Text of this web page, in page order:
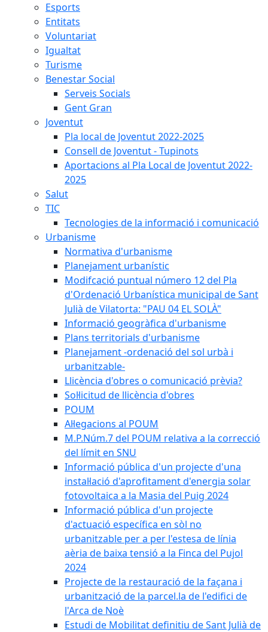
Esports
Entitats
Voluntariat
Igualtat
Turisme
Benestar Social
Serveis Socials
Gent Gran
Joventut
Pla local de Joventut 2022-2025
Consell de Joventut - Tupinots
Aportacions al Pla Local de Joventut 2022-
2025
Salut
TIC
Tecnologies de la informació i comunicació
Urbanisme
Normativa d'urbanisme
Planejament urbanístic
Modifcació puntual número 12 del Pla
d'Ordenació Urbanística municipal de Sant
Julià de Vilatorta: "PAU 04 EL SOLÀ"
Informació geogràfica d'urbanisme
Plans territorials d'urbanisme
Planejament -ordenació del sol urbà i
urbanitzable-
Llicència d'obres o comunicació prèvia?
Sol·licitud de llicència d'obres
POUM
Al·legacions al POUM
M.P.Núm.7 del POUM relativa a la correcció
del límit en SNU
Informació pública d'un projecte d'una
instal·lació d'aprofitament d'energia solar
fotovoltaica a la Masia del Puig 2024
Informació pública d'un projecte
d'actuació específica en sòl no
urbanitzable per a per l'estesa de línia
aèria de baixa tensió a la Finca del Pujol
2024
Projecte de la restauració de la façana i
urbanització de la parcel.la de l'edifici de
l'Arca de Noè
Estudi de Mobilitat definitiu de Sant Julià de